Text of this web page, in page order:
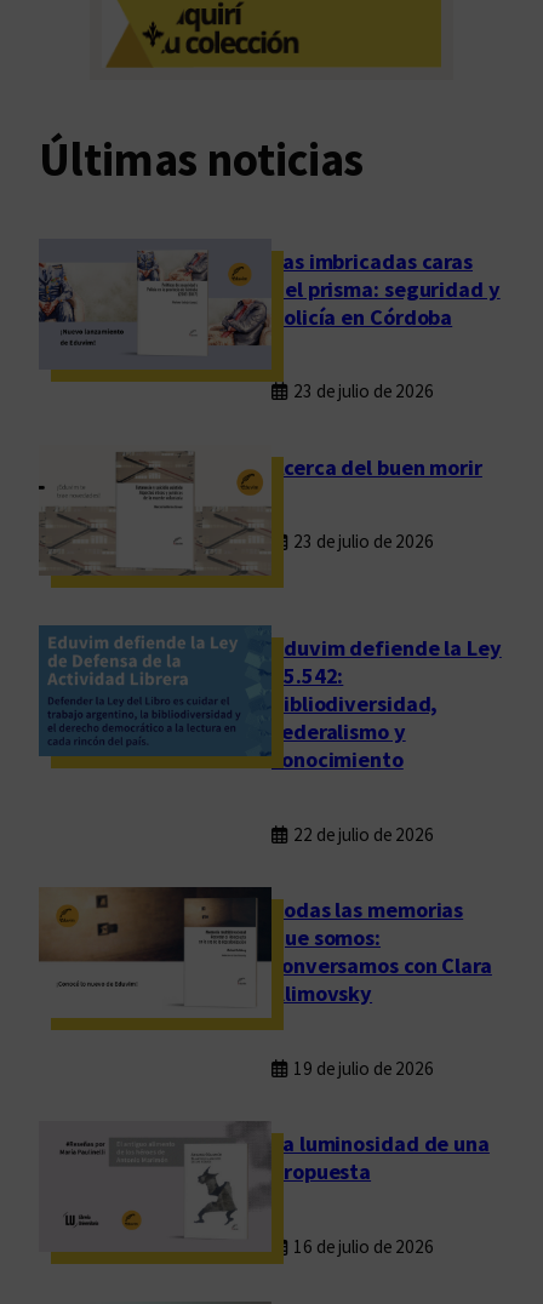
u
g
a
s
n
s
o
r
o
i
t
o
r
i
l
Últimas noticias
Las imbricadas caras
del prisma: seguridad y
policía en Córdoba
23 de julio de 2026
Acerca del buen morir
23 de julio de 2026
Eduvim defiende la Ley
25.542:
bibliodiversidad,
federalismo y
conocimiento
22 de julio de 2026
Todas las memorias
que somos:
conversamos con Clara
Klimovsky
19 de julio de 2026
La luminosidad de una
propuesta
16 de julio de 2026